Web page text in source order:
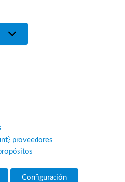
proveedores
Configuración